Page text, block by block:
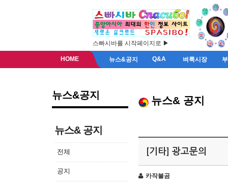
스빠시바를 시작페이지로 ▶
HOME 뉴스&공지 Q&A 벼룩시장
뉴스&공지
뉴스& 공지
전체
공지
뉴스& 공지
[기타] 광고문의
카작불곰